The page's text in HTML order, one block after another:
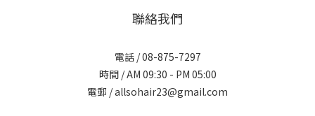
聯絡我們
電話 / 08-875-7297
時間 / AM 09:30 - PM 05:00
電郵 / allsohair23@gmail.com